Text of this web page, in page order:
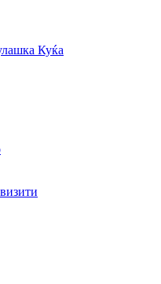
Куќа